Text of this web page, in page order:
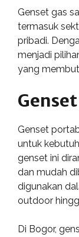
Genset gas
termasuk
pribadi.
menjadi
yang
Genset
untuk
genset ini
dan mudah
digunakan
outdoor
Di Bogor,